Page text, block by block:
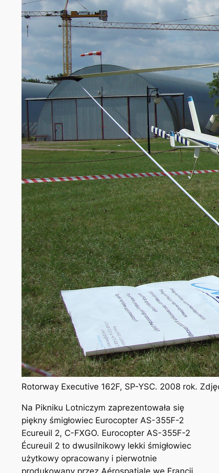
Rotorway Executive 162F, SP-YSC. 2008 rok.
Na Pikniku Lotniczym zaprezentowała się
piękny śmigłowiec Eurocopter AS-355F-2
Ecureuil 2, C-FXGO. Eurocopter AS-355F-2
Écureuil 2 to dwusilnikowy lekki śmigłowiec
użytkowy opracowany i pierwotnie